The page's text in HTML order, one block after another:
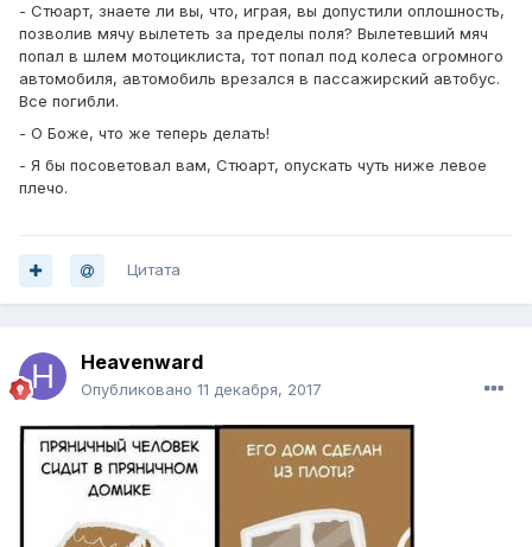
- Стюарт, знаете ли вы, что, играя, вы допустили оплошность,
позволив мячу вылететь за пределы поля? Вылетевший мяч
попал в шлем мотоциклиста, тот попал под колеса огромного
автомобиля, автомобиль врезался в пассажирский автобус.
Все погибли.
- О Боже, что же теперь делать!
- Я бы посоветовал вам, Стюарт, опускать чуть ниже левое
плечо.
Цитата
Heavenward
Опубликовано 11 декабря, 2017